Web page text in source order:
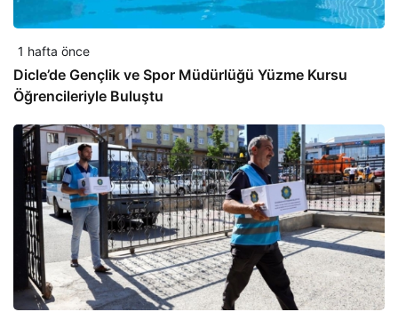
1 hafta önce
Dicle’de Gençlik ve Spor Müdürlüğü Yüzme Kursu
Öğrencileriyle Buluştu